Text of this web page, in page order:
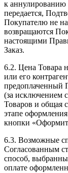
к аннулированию
передается,
Покупателю не
возвращаются
настоящими
Заказ.
6.2. Цена Товара
или его
предоплаченный
(за исключением
Товаров и общая
этапе
кнопки
6.3. Возможные
Согласованным
способ,
оплате